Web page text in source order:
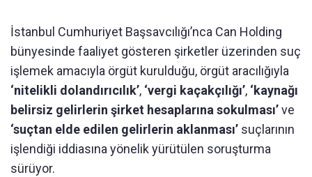
İstanbul Cumhuriyet Başsavcılığı’nca Can Holding
bünyesinde faaliyet gösteren şirketler üzerinden suç
işlemek amacıyla örgüt kurulduğu, örgüt aracılığıyla
‘nitelikli dolandırıcılık’, ‘vergi kaçakçılığı’, ‘kaynağı
belirsiz gelirlerin şirket hesaplarına sokulması’ve
‘suçtan elde edilen gelirlerin aklanması’ suçlarının
işlendiği iddiasına yönelik yürütülen soruşturma
sürüyor.